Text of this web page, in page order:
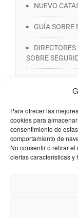
Para ofrecer las
cookies para
consentimiento de
comportamiento de
No consentir o retirar
ciertas características y
NUEVO
GUÍA SOBRE
SOBRE
Copyright 2022